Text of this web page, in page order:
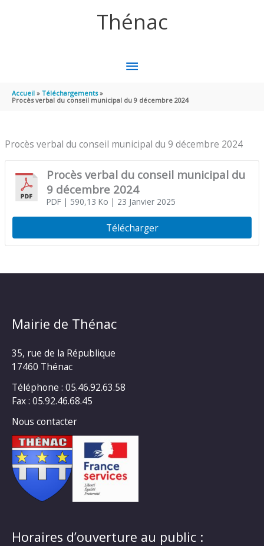
Thénac
MENU
PRINCIPAL
Accueil
Téléchargements
Procès verbal du conseil municipal du 9 décembre 2024
Procès verbal du conseil municipal du 9 décembre 2024
Procès verbal du conseil municipal du
9 décembre 2024
PDF| 590,13 Ko | 23 Janvier 2025
Télécharger
Mairie de Thénac
35, rue de la République
17460 Thénac
Téléphone : 05.46.92.63.58
Fax : 05.92.46.68.45
Nous contacter
Horaires d’ouverture au public :